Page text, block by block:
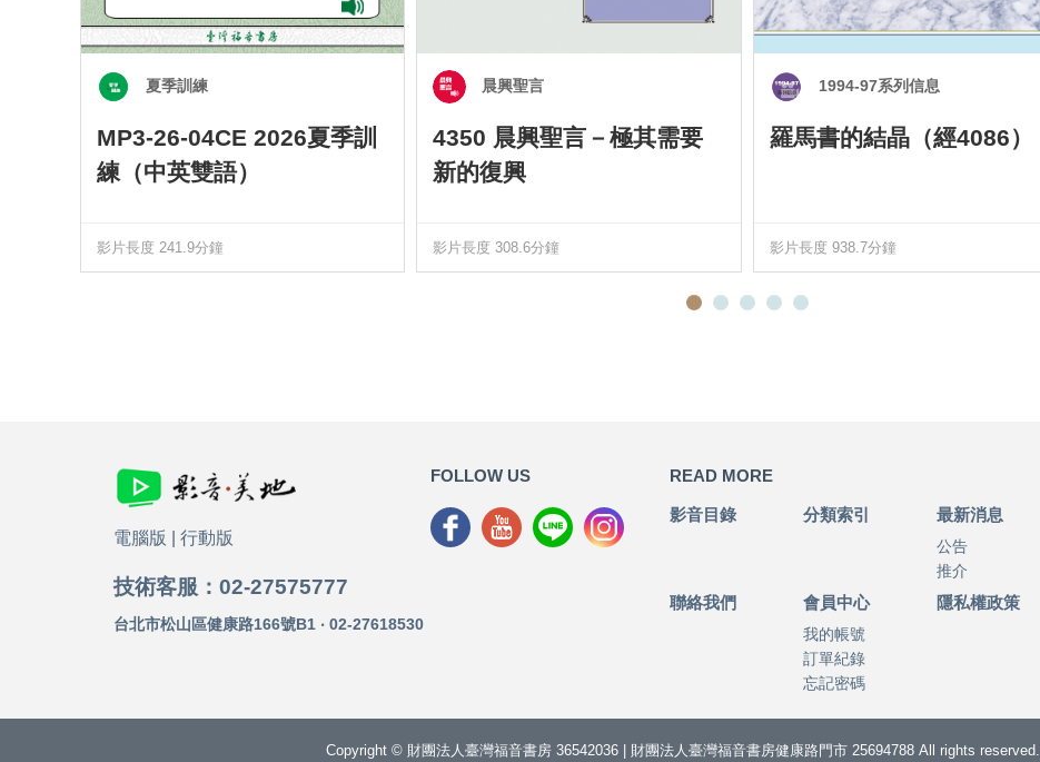
夏季訓練
MP3-26-04CE 2026夏季訓
練（中英雙語）
影片長度 241.9分鐘
晨興聖言
4350 晨興聖言－極其需要
新的復興
影片長度 308.6分鐘
1994-97系列信息
羅馬書的結晶（經4086）
影片長度 938.7分鐘
FOLLOW US READ MORE
影音目錄 分類索引 最新消息
公告
推介
聯絡我們 會員中心
我的帳號
訂單紀錄
忘記密碼
隱私權政策
電腦版 行動版
技術客服：02-27575777
台北市松山區健康路166號B1 ‧ 02-27618530
Copyright © 財團法人臺灣福音書房 36542036 | 財團法人臺灣福音書房健康路門市 25694788 All rights reserved.